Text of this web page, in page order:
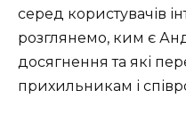
серед користувачів
розглянемо, ким є
досягнення та які
прихильникам і